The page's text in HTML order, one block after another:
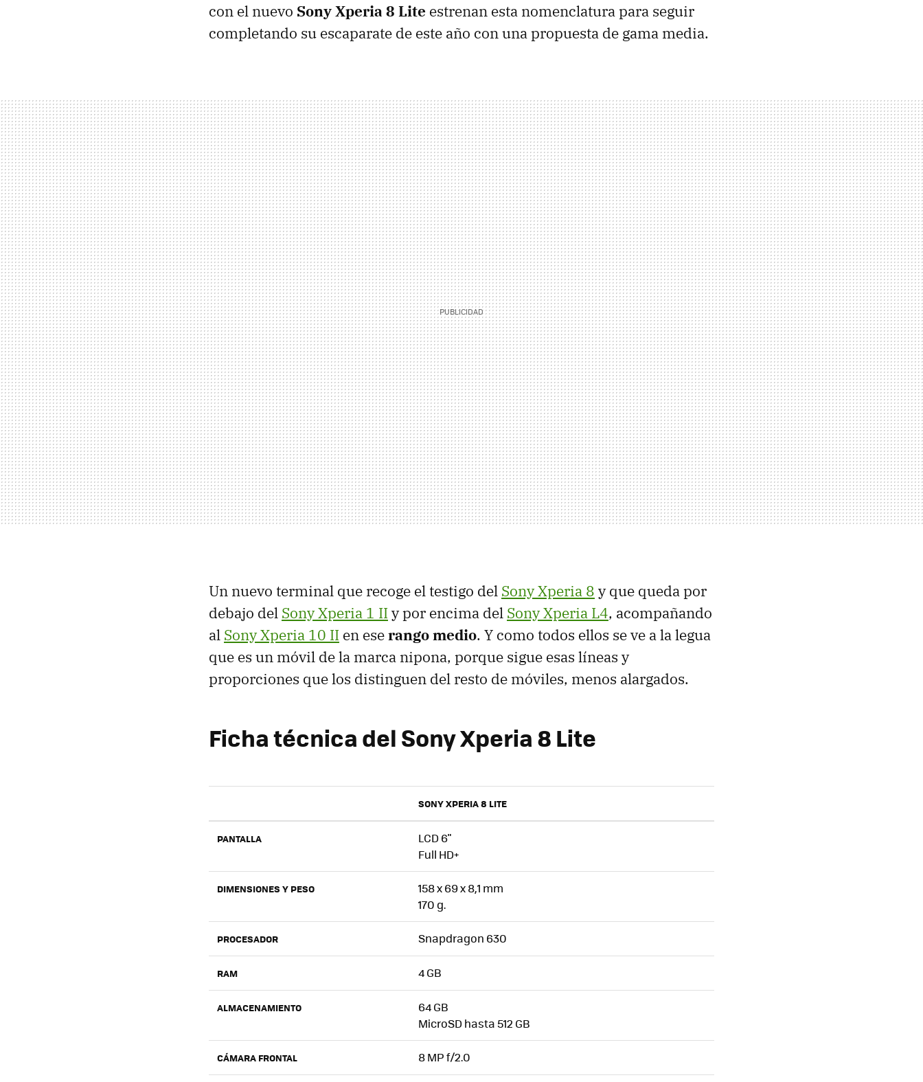
con el nuevo Sony Xperia 8 Lite estrenan esta nomenclatura para seguir
completando su escaparate de este año con una propuesta de gama media.
Un nuevo terminal que recoge el testigo del Sony Xperia 8 y que queda por
debajo del Sony Xperia 1 IIy por encima del Sony Xperia L4, acompañando
al Sony Xperia 10 II en eserango medio. Y como todos ellos se ve a la legua
que es un móvil de la marca nipona, porque sigue esas líneas y
proporciones que los distinguen del resto de móviles, menos alargados.
Ficha técnica del Sony Xperia 8 Lite
SONY XPERIA 8 LITE
PANTALLA
LCD 6"
Full HD+
DIMENSIONES Y PESO
158 x 69 x 8,1 mm
170 g.
PROCESADOR Snapdragon 630
RAM 4 GB
ALMACENAMIENTO
64 GB
MicroSD hasta 512 GB
CÁMARA FRONTAL 8 MP f/2.0